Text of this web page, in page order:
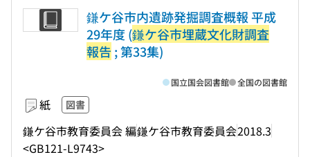
鎌ケ谷市内遺跡発掘調査概報 平成
29年度 (鎌ケ谷市埋蔵文化財調査
報告 ; 第33集)
紙 図書
鎌ケ谷市教育委員会 編鎌ケ谷市教育委員会2018.3
<GB121-L9743>
国立国会図書館 全国の図書館